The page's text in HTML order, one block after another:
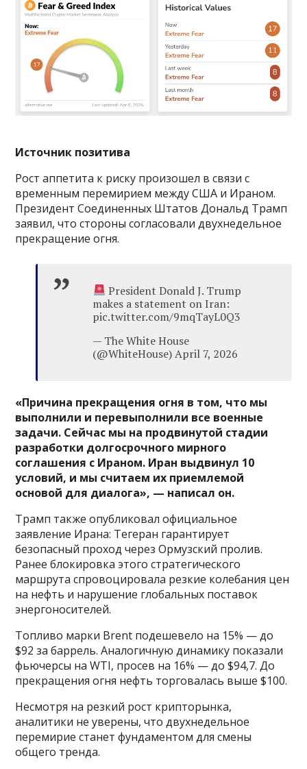
Источник позитива
Рост аппетита к риску произошел в связи с
временным перемирием между США и Ираном.
Президент Соединенных Штатов Дональд Трамп
заявил, что стороны согласовали двухнедельное
прекращение огня.
President Donald J. Trump
makes a statement on Iran:
pic.twitter.com/9mqTayL0Q3
— The White House
(@WhiteHouse) April 7, 2026
«Причина прекращения огня в том, что мы
выполнили и перевыполнили все военные
задачи. Сейчас мы на продвинутой стадии
разработки долгосрочного мирного
соглашения с Ираном. Иран выдвинул 10
условий, и мы считаем их приемлемой
основой для диалога», — написал он.
Трамп также опубликовал официальное
заявление Ирана: Тегеран гарантирует
безопасный проход через Ормузский пролив.
Ранее блокировка этого стратегического
маршрута спровоцировала резкие колебания цен
на нефть и нарушение глобальных поставок
энергоносителей.
Топливо марки Brent подешевело на 15% — до
$92 за баррель. Аналогичную динамику показали
фьючерсы на WTI, просев на 16% — до $94,7. До
прекращения огня нефть торговалась выше $100.
Несмотря на резкий рост крипторынка,
аналитики не уверены, что двухнедельное
перемирие станет фундаментом для смены
общего тренда.